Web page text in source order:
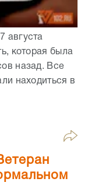
августа
которая была
назад. Все
находиться в